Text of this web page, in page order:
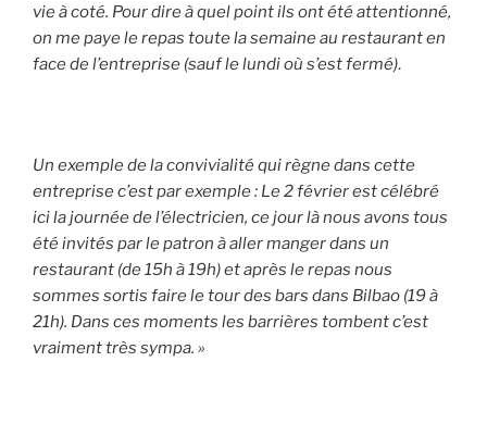
vie à coté. Pour dire à quel point ils ont été attentionné,
on me paye le repas toute la semaine au restaurant en
face de l’entreprise (sauf le lundi où s’est fermé).
Un exemple de la convivialité qui règne dans cette
entreprise c’est par exemple : Le 2 février est célébré
ici la journée de l’électricien, ce jour là nous avons tous
été invités par le patron à aller manger dans un
restaurant (de 15h à 19h) et après le repas nous
sommes sortis faire le tour des bars dans Bilbao (19 à
21h). Dans ces moments les barrières tombent c’est
vraiment très sympa. »